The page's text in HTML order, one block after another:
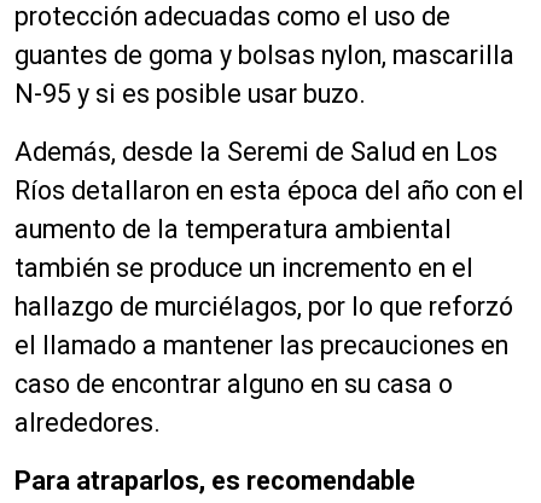
protección adecuadas como el uso de
guantes de goma y bolsas nylon, mascarilla
N-95 y si es posible usar buzo.
Además, desde la Seremi de Salud en Los
Ríos detallaron en esta época del año con el
aumento de la temperatura ambiental
también se produce un incremento en el
hallazgo de murciélagos, por lo que reforzó
el llamado a mantener las precauciones en
caso de encontrar alguno en su casa o
alrededores.
Para atraparlos, es recomendable